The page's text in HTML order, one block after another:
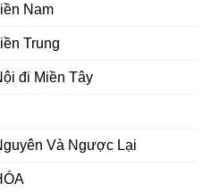
Nam
Trung
đi Miền Tây
Và Ngược Lại